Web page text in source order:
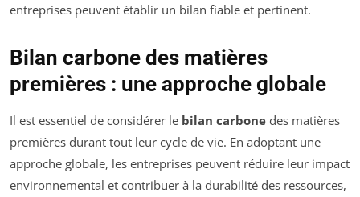
entreprises peuvent établir un bilan fiable et pertinent.
Bilan carbone des matières
premières : une approche globale
Il est essentiel de considérer le bilan carbone des matières
premières durant tout leur cycle de vie. En adoptant une
approche globale, les entreprises peuvent réduire leur impact
environnemental et contribuer à la durabilité des ressources,